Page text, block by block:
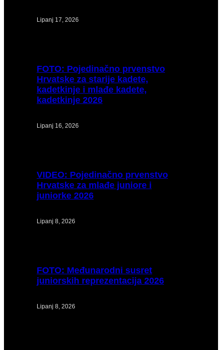
Lipanj 17, 2026
FOTO: Pojedinačno prvenstvo
Hrvatske za starije kadete,
kadetkinje i mlađe kadete,
kadetkinje 2026
Lipanj 16, 2026
VIDEO: Pojedinačno prvenstvo
Hrvatske za mlađe juniore i
juniorke 2026
Lipanj 8, 2026
FOTO: Međunarodni susret
juniorskih reprezentacija 2026
Lipanj 8, 2026